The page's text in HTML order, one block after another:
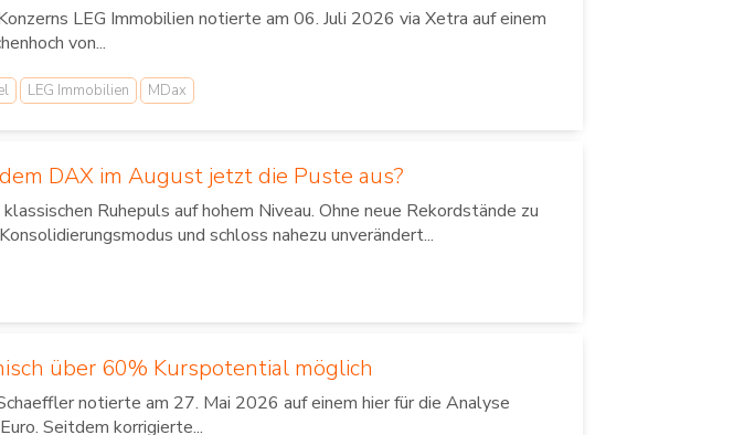
LEG Immobilien notierte am 06. Juli 2026 via Xetra auf einem
von...
LEG Immobilien MDax
DAX im August jetzt die Puste aus?
Ruhepuls auf hohem Niveau. Ohne neue Rekordstände zu
und schloss nahezu unverändert...
über 60% Kurspotential möglich
notierte am 27. Mai 2026 auf einem hier für die Analyse
Seitdem korrigierte...